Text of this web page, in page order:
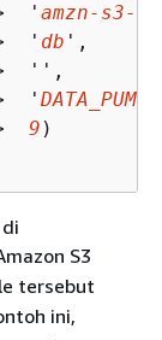
'
amzn-s3-
'
db ',
'',
'
9 )
S3
tersebut
ini,